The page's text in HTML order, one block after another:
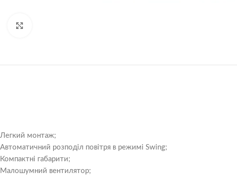
Легкий монтаж;
Автоматичний розподіл повітря в режимі Swing;
Компактні габарити;
Малошумний вентилятор;